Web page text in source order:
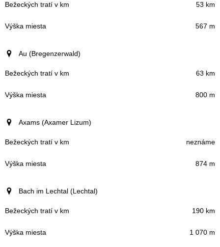
53 km
567 m
Au (Bregenzerwald)
63 km
800 m
Axams (Axamer Lizum)
neznáme
874 m
Bach im Lechtal (Lechtal)
190 km
1 070 m